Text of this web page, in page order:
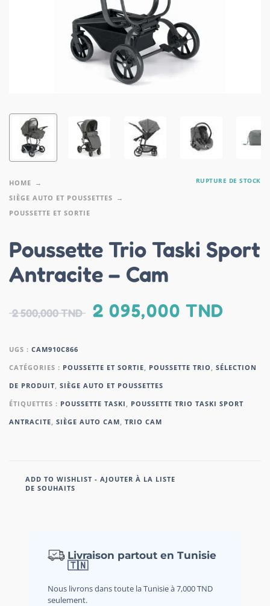
HOME
SIÈGE AUTO ET POUSSETTES
POUSSETTE ET SORTIE
RUPTURE DE STOCK
Poussette Trio Taski Sport
Antracite – Cam
2 500,000TND 2 095,000 TND
UGS : CAM910C866
CATÉGORIES : POUSSETTE ET SORTIE POUSSETTE TRIO
SÉLECTION
DE PRODUIT SIÈGE AUTO ET POUSSETTES
ÉTIQUETTES : POUSSETTE TASKI
POUSSETTE TRIO TASKI SPORT
ANTRACITE SIÈGE AUTO CAM TRIO CAM
ADD TO WISHLIST - AJOUTER À LA LISTE
DE SOUHAITS
Livraison partout en Tunisie
🇹🇳
Nous livrons dans toute la Tunisie à 7,000 TND
seulement.